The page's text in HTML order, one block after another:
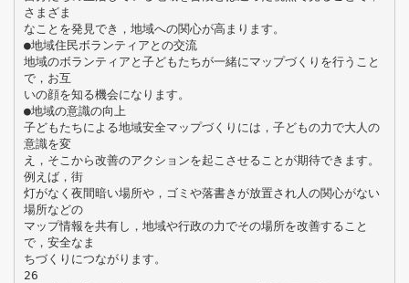
さまざま
なことを発見でき，地域への関心が高まります。
●地域住民ボランティアとの交流
地域のボランティアと子どもたちが一緒にマップづくりを行うこと
で，お互
いの顔を知る機会になります。
●地域の意識の向上
子どもたちによる地域安全マップづくりには，子どもの力で大人の
意識を変
え，そこから改善のアクションを起こさせることが期待できます。
例えば，街
灯がなく夜間暗い場所や，ゴミや落書きが放置され人の関心がない
場所などの
マップ情報を共有し，地域や行政の力でその場所を改善すること
で，安全なま
ちづくりにつながります。
26